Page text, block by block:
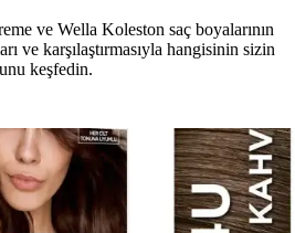
ve Wella Koleston saç boyalarının
ve karşılaştırmasıyla hangisinin sizin
keşfedin.